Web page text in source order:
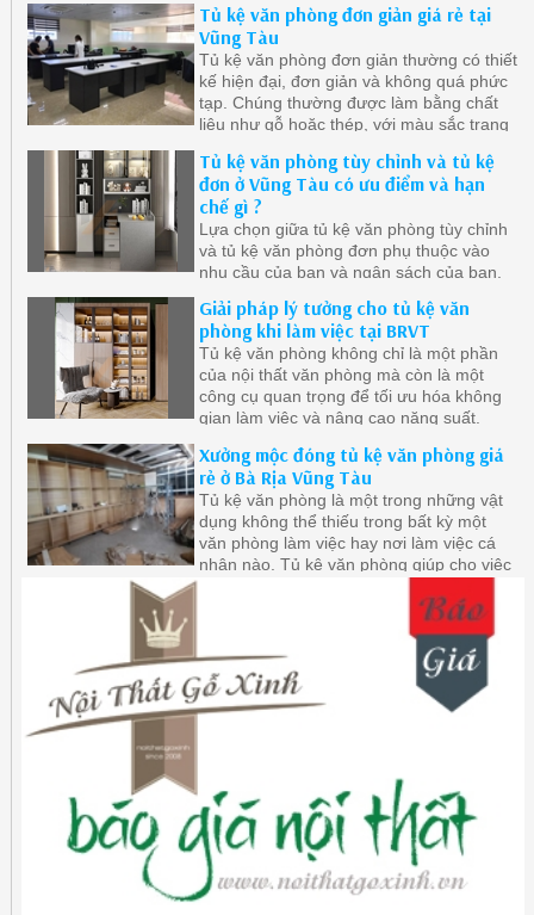
Tủ kệ văn phòng đơn giản giá rẻ tại
Vũng Tàu
Tủ kệ văn phòng đơn giản thường có thiết
kế hiện đại, đơn giản và không quá phức
tạp. Chúng thường được làm bằng chất
liệu như gỗ hoặc thép, với màu sắc trang
Tủ kệ văn phòng tùy chỉnh và tủ kệ
đơn ở Vũng Tàu có ưu điểm và hạn
chế gì ?
Lựa chọn giữa tủ kệ văn phòng tùy chỉnh
và tủ kệ văn phòng đơn phụ thuộc vào
nhu cầu của bạn và ngân sách của bạn,
tiên của mình để chọn loại tủ kệ phù hợp
nhất với không gian làm việc của bạn.
Giải pháp lý tưởng cho tủ kệ văn
phòng khi làm việc tại BRVT
Tủ kệ văn phòng không chỉ là một phần
của nội thất văn phòng mà còn là một
công cụ quan trọng để tối ưu hóa không
gian làm việc và nâng cao năng suất.
Xưởng mộc đóng tủ kệ văn phòng giá
rẻ ở Bà Rịa Vũng Tàu
Tủ kệ văn phòng là một trong những vật
dụng không thể thiếu trong bất kỳ một
văn phòng làm việc hay nơi làm việc cá
nhân nào. Tủ kệ văn phòng giúp cho việc
hơn, giúp cho không gian làm việc trở nên